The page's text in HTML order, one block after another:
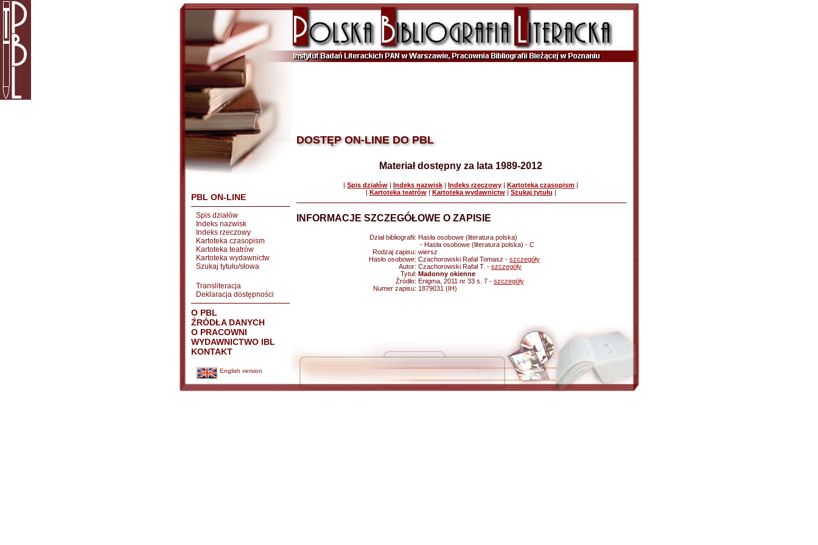
PBL ON-LINE
Spis działów
Indeks nazwisk
Indeks rzeczowy
Kartoteka czasopism
Kartoteka teatrów
Kartoteka wydawnictw
Szukaj tytułu/słowa
Transliteracja
Deklaracja dostępności
O PBL
ŹRÓDŁA DANYCH
O PRACOWNI
WYDAWNICTWO IBL
KONTAKT
English version
DOSTĘP ON-LINE DO PBL
Materiał dostępny za lata 1989-2012
| Spis działów | Indeks nazwisk | Indeks rzeczowy | Kartoteka czasopism |
| Kartoteka teatrów| Kartoteka wydawnictw| Szukaj tytułu |
INFORMACJE SZCZEGÓŁOWE O ZAPISIE
Dział bibliografii: Hasła osobowe (literatura polska)
- Hasła osobowe (literatura polska) - C
Rodzaj zapisu: wiersz
Hasło osobowe: Czachorowski Rafał Tomasz - szczegóły
Autor: Czachorowski Rafał T. - szczegóły
Tytuł: Madonny okienne
Źródło: Enigma, 2011 nr 33 s. 7 - szczegóły
Numer zapisu: 1879031 (IH)